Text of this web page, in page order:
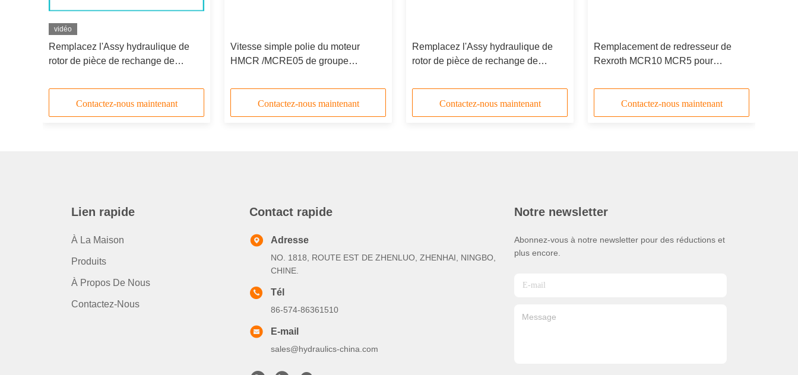
vidéo
Remplacez l'Assy hydraulique de
rotor de pièce de rechange de
groupe de Rotory
Contactez-nous maintenant
Vitesse simple polie du moteur
HMCR /MCRE05 de groupe
rechange/Rotory
Contactez-nous maintenant
Remplacez l'Assy hydraulique de
rotor de pièce de rechange de
groupe de Rotory
Contactez-nous maintenant
Remplacement de redresseur de
Rexroth MCR10 MCR5 pour
moteur d'entraînement
Contactez-nous maintenant
Lien rapide
À La Maison
Produits
À Propos De Nous
Contactez-Nous
Contact rapide
Adresse
NO. 1818, ROUTE EST DE ZHENLUO, ZHENHAI, NINGBO,
CHINE.
Tél
86-574-86361510
E-mail
sales@hydraulics-china.com
Notre newsletter
Abonnez-vous à notre newsletter pour des réductions et
plus encore.